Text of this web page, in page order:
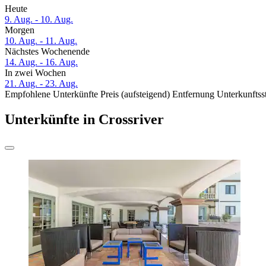
Heute
9. Aug. - 10. Aug.
Morgen
10. Aug. - 11. Aug.
Nächstes Wochenende
14. Aug. - 16. Aug.
In zwei Wochen
21. Aug. - 23. Aug.
Empfohlene Unterkünfte Preis (aufsteigend) Entfernung
Unterkünfte in Crossriver